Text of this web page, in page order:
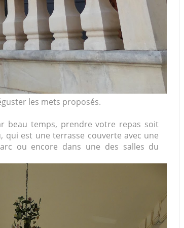
les mets proposés.
beau temps, prendre votre repas soit
qui est une terrasse couverte avec une
ou encore dans une des salles du